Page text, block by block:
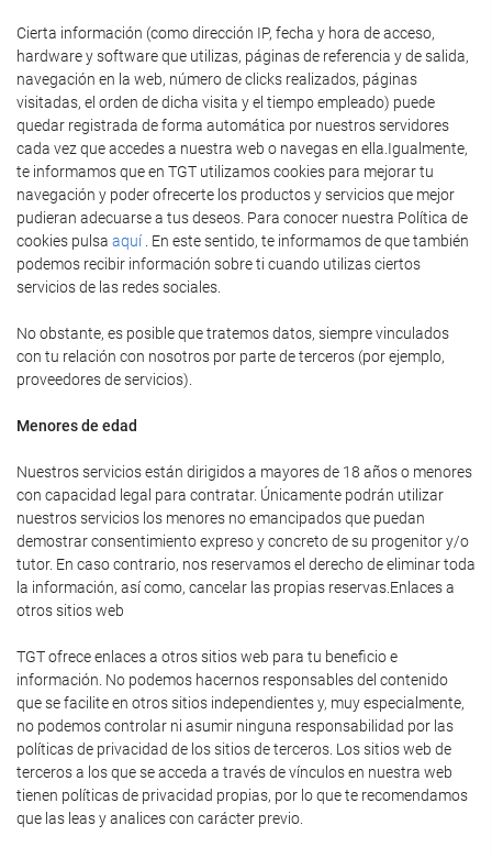
Cierta información (como dirección IP, fecha y hora de acceso,
hardware y software que utilizas, páginas de referencia y de salida,
navegación en la web, número de clicks realizados, páginas
visitadas, el orden de dicha visita y el tiempo empleado) puede
quedar registrada de forma automática por nuestros servidores
cada vez que accedes a nuestra web o navegas en ella.Igualmente,
te informamos que en TGT utilizamos cookies para mejorar tu
navegación y poder ofrecerte los productos y servicios que mejor
pudieran adecuarse a tus deseos. Para conocer nuestra Política de
cookies pulsa aquí . En este sentido, te informamos de que también
podemos recibir información sobre ti cuando utilizas ciertos
servicios de las redes sociales.
No obstante, es posible que tratemos datos, siempre vinculados
con tu relación con nosotros por parte de terceros (por ejemplo,
proveedores de servicios).
Menores de edad
Nuestros servicios están dirigidos a mayores de 18 años o menores
con capacidad legal para contratar. Únicamente podrán utilizar
nuestros servicios los menores no emancipados que puedan
demostrar consentimiento expreso y concreto de su progenitor y/o
tutor. En caso contrario, nos reservamos el derecho de eliminar toda
la información, así como, cancelar las propias reservas.Enlaces a
otros sitios web
TGT ofrece enlaces a otros sitios web para tu beneficio e
información. No podemos hacernos responsables del contenido
que se facilite en otros sitios independientes y, muy especialmente,
no podemos controlar ni asumir ninguna responsabilidad por las
políticas de privacidad de los sitios de terceros. Los sitios web de
terceros a los que se acceda a través de vínculos en nuestra web
tienen políticas de privacidad propias, por lo que te recomendamos
que las leas y analices con carácter previo.